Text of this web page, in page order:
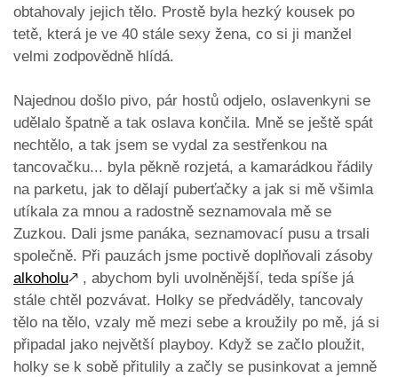
obtahovaly jejich tělo. Prostě byla hezký kousek po
tetě, která je ve 40 stále sexy žena, co si ji manžel
velmi zodpovědně hlídá.
Najednou došlo pivo, pár hostů odjelo, oslavenkyni se
udělalo špatně a tak oslava končila. Mně se ještě spát
nechtělo, a tak jsem se vydal za sestřenkou na
tancovačku... byla pěkně rozjetá, a kamarádkou řádily
na parketu, jak to dělají puberťačky a jak si mě všimla
utíkala za mnou a radostně seznamovala mě se
Zuzkou. Dali jsme panáka, seznamovací pusu a trsali
společně. Při pauzách jsme poctivě doplňovali zásoby
alkoholu🡕 , abychom byli uvolněnější, teda spíše já
stále chtěl pozvávat. Holky se předváděly, tancovaly
tělo na tělo, vzaly mě mezi sebe a kroužily po mě, já si
připadal jako největší playboy. Když se začlo ploužit,
holky se k sobě přitulily a začly se pusinkovat a jemně